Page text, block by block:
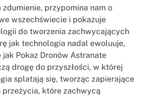
przypomina nam o
wszechświecie i pokazuje
do tworzenia zachwycających
jak technologia nadal ewoluuje,
Pokaz Dronów Astranate
drogę do przyszłości, w której
splatają się, tworząc zapierające
które zachwycą